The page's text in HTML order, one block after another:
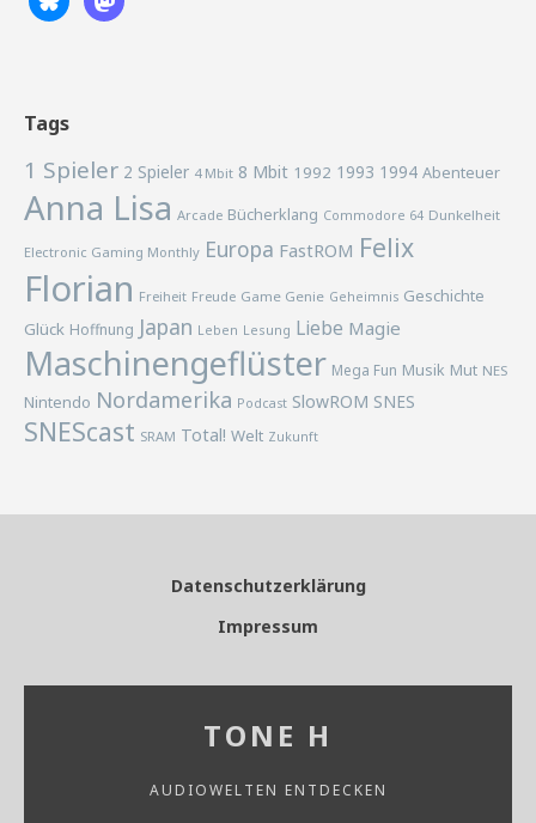
Tags
1 Spieler 2 Spieler 4 Mbit 8 Mbit 1992 1993 1994 Abenteuer
Anna Lisa Arcade Bücherklang Commodore 64 Dunkelheit
Electronic Gaming Monthly Europa FastROM Felix
Florian Freiheit Freude Game Genie Geheimnis Geschichte
Glück Hoffnung Japan Leben Lesung Liebe Magie
Maschinengeflüster Mega Fun Musik Mut NES
Nintendo Nordamerika Podcast SlowROM SNES
SNEScast SRAM Total! Welt Zukunft
Datenschutzerklärung
Impressum
TONE H
AUDIOWELTEN ENTDECKEN